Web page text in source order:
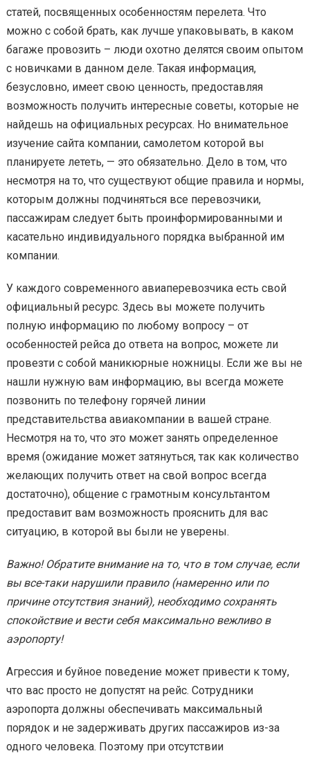
статей, посвященных особенностям перелета. Что
можно с собой брать, как лучше упаковывать, в каком
багаже провозить – люди охотно делятся своим опытом
с новичками в данном деле. Такая информация,
безусловно, имеет свою ценность, предоставляя
возможность получить интересные советы, которые не
найдешь на официальных ресурсах. Но внимательное
изучение сайта компании, самолетом которой вы
планируете лететь, — это обязательно. Дело в том, что
несмотря на то, что существуют общие правила и нормы,
которым должны подчиняться все перевозчики,
пассажирам следует быть проинформированными и
касательно индивидуального порядка выбранной им
компании.
У каждого современного авиаперевозчика есть свой
официальный ресурс. Здесь вы можете получить
полную информацию по любому вопросу – от
особенностей рейса до ответа на вопрос, можете ли
провезти с собой маникюрные ножницы. Если же вы не
нашли нужную вам информацию, вы всегда можете
позвонить по телефону горячей линии
представительства авиакомпании в вашей стране.
Несмотря на то, что это может занять определенное
время (ожидание может затянуться, так как количество
желающих получить ответ на свой вопрос всегда
достаточно), общение с грамотным консультантом
предоставит вам возможность прояснить для вас
ситуацию, в которой вы были не уверены.
Важно! Обратите внимание на то, что в том случае, если
вы все-таки нарушили правило (намеренно или по
причине отсутствия знаний), необходимо сохранять
спокойствие и вести себя максимально вежливо в
аэропорту!
Агрессия и буйное поведение может привести к тому,
что вас просто не допустят на рейс. Сотрудники
аэропорта должны обеспечивать максимальный
порядок и не задерживать других пассажиров из-за
одного человека. Поэтому при отсутствии